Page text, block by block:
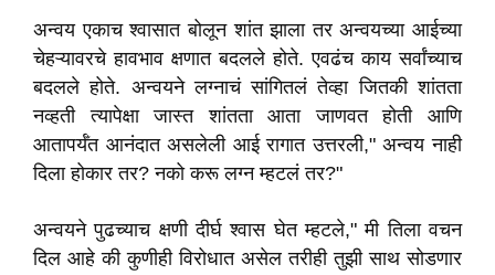
अन्वय एकाच श्वासात बोलून शांत झाला तर अन्वयच्या आईच्या
चेहऱ्यावरचे हावभाव क्षणात बदलले होते. एवढंच काय सर्वांच्याच
बदलले होते. अन्वयने लग्नाचं सांगितलं तेव्हा जितकी शांतता
नव्हती त्यापेक्षा जास्त शांतता आता जाणवत होती आणि
आतापर्यँत आनंदात असलेली आई रागात उत्तरली," अन्वय नाही
दिला होकार तर? नको करू लग्न म्हटलं तर?"
अन्वयने पुढच्याच क्षणी दीर्घ श्वास घेत म्हटले," मी तिला वचन
दिल आहे की कुणीही विरोधात असेल तरीही तुझी साथ सोडणार